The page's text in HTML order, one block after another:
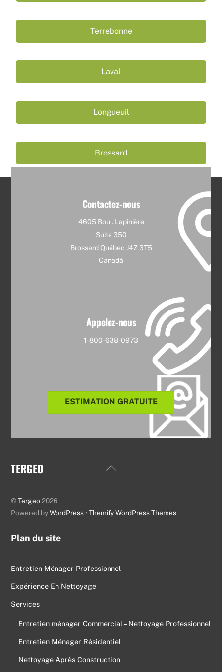
Terrebonne
Laval
Longueuil
Brossard
Contactez-nous
4605 Boul. Lapinière
Suite 350
Brossard Québec J4Z 3T5
Canadá
Appelez-nous
1-800-638-0973
ESTIMATION GRATUITE
Back
TERGEO
©Tergeo 2026
Powered byWordPress •Themify WordPress Themes
Plan du site
Entretien Ménager Professionnel
Expérience En Nettoyage
Services
Entretien ménager Commercial – Nettoyage Professionnel
Entretien Ménager Résidentiel
Nettoyage Après Construction